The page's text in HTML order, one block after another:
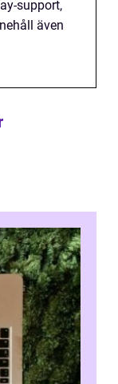
support,
även